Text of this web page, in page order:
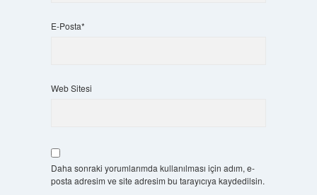
E-Posta*
Web Sitesi
Daha sonraki yorumlarımda kullanılması için adım, e-
posta adresim ve site adresim bu tarayıcıya kaydedilsin.